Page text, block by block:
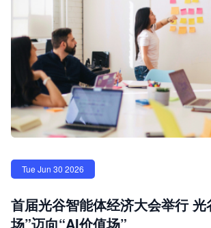
Tue Jun 30 2026
首届光谷智能体经济大会举行
场”迈向“AI价值场”